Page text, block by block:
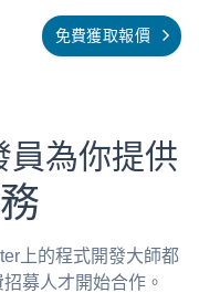
免費獲取報價
員為你提供
上的程式開發大師都
募人才開始合作。